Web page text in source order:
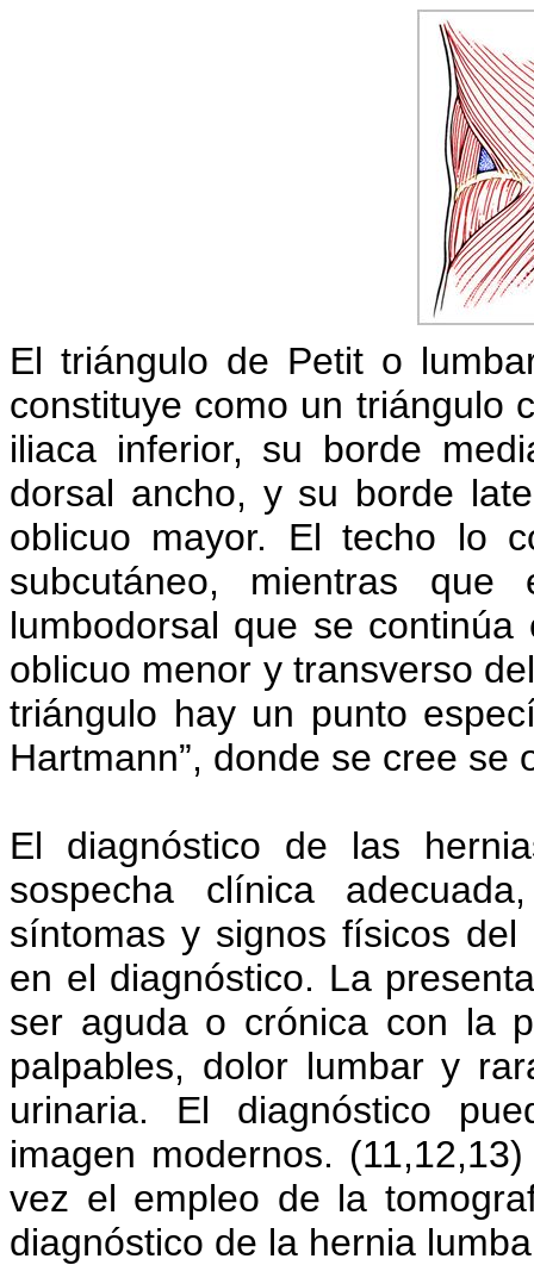
El triángulo de Petit o
constituye como un triángulo
iliaca inferior, su borde
dorsal ancho, y su borde
oblicuo mayor. El techo lo
subcutáneo, mientras
lumbodorsal que se
oblicuo menor y transverso
triángulo hay un punto
Hartmann”, donde se cree se
El diagnóstico de las
sospecha clínica
síntomas y signos físicos
en el diagnóstico. La
ser aguda o crónica con la
palpables, dolor lumbar y
urinaria. El diagnóstico
imagen modernos.
vez el empleo de la
diagnóstico de la hernia